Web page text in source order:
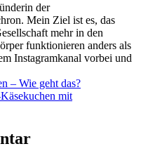
der
Mein Ziel ist es, das
mehr in den
funktionieren anders als
Instagramkanal vorbei und
– Wie geht das?
mit